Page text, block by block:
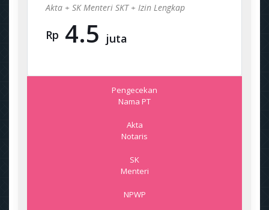
Akta + SK Menteri SKT + Izin Lengkap
Rp 4.5 juta
Pengecekan
Nama PT
Akta
Notaris
SK
Menteri
NPWP